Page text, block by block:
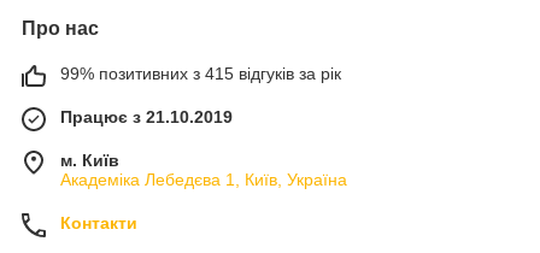
Про нас
99% позитивних з 415 відгуків за рік
Працює з 21.10.2019
м. Київ
Академіка Лебедєва 1, Київ, Україна
Контакти